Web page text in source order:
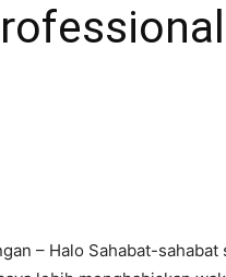
– Halo Sahabat-